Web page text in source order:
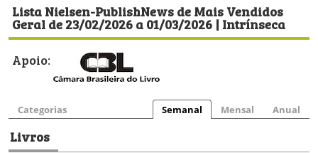
Lista Nielsen-PublishNews de Mais Vendidos
Geral de 23/02/2026 a 01/03/2026 | Intrínseca
Apoio:
Categorias Semanal Mensal Anual
Livros